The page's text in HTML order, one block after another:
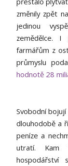
změnily zpět
jedinou
zemědělce. I
farmářům z
průmyslu
hodnotě 28
Svobodní
dlouhodobě a
peníze a
utratí. Kam